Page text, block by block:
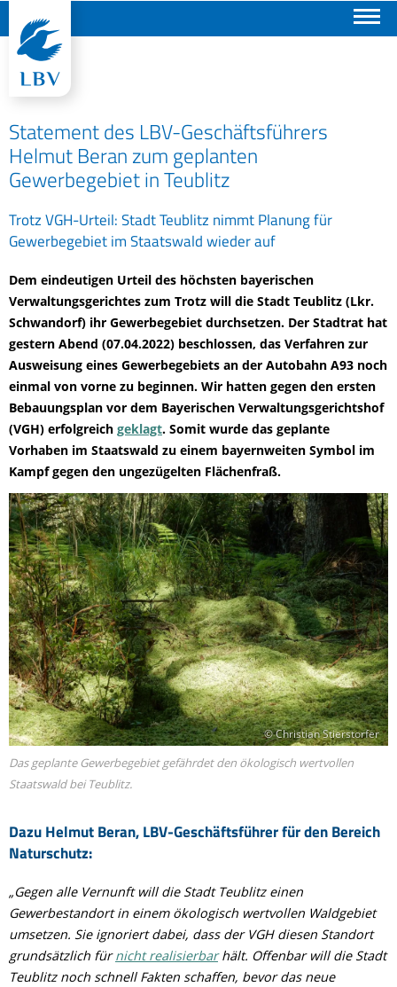
Statement des LBV-Geschäftsführers
Helmut Beran zum geplanten
Gewerbegebiet in Teublitz
Trotz VGH-Urteil: Stadt Teublitz nimmt Planung für
Gewerbegebiet im Staatswald wieder auf
Dem eindeutigen Urteil des höchsten bayerischen
Verwaltungsgerichtes zum Trotz will die Stadt Teublitz (Lkr.
Schwandorf) ihr Gewerbegebiet durchsetzen. Der Stadtrat hat
gestern Abend (07.04.2022) beschlossen, das Verfahren zur
Ausweisung eines Gewerbegebiets an der Autobahn A93 noch
einmal von vorne zu beginnen. Wir hatten gegen den ersten
Bebauungsplan vor dem Bayerischen Verwaltungsgerichtshof
(VGH) erfolgreich geklagt. Somit wurde das geplante
Vorhaben im Staatswald zu einem bayernweiten Symbol im
Kampf gegen den ungezügelten Flächenfraß.
© Christian Stierstorfer
Das geplante Gewerbegebiet gefährdet den ökologisch wertvollen
Staatswald bei Teublitz.
Dazu Helmut Beran, LBV-Geschäftsführer für den Bereich
Naturschutz:
„Gegen alle Vernunft will die Stadt Teublitz einen
Gewerbestandort in einem ökologisch wertvollen Waldgebiet
umsetzen. Sie ignoriert dabei, dass der VGH diesen Standort
grundsätzlich fürnicht realisierbarhält. Offenbar will die Stadt
Teublitz noch schnell Fakten schaffen, bevor das neue